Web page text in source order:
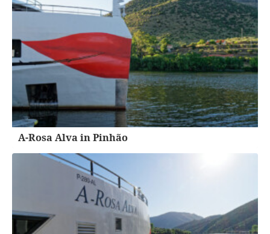
A-Rosa Alva in Pinhão